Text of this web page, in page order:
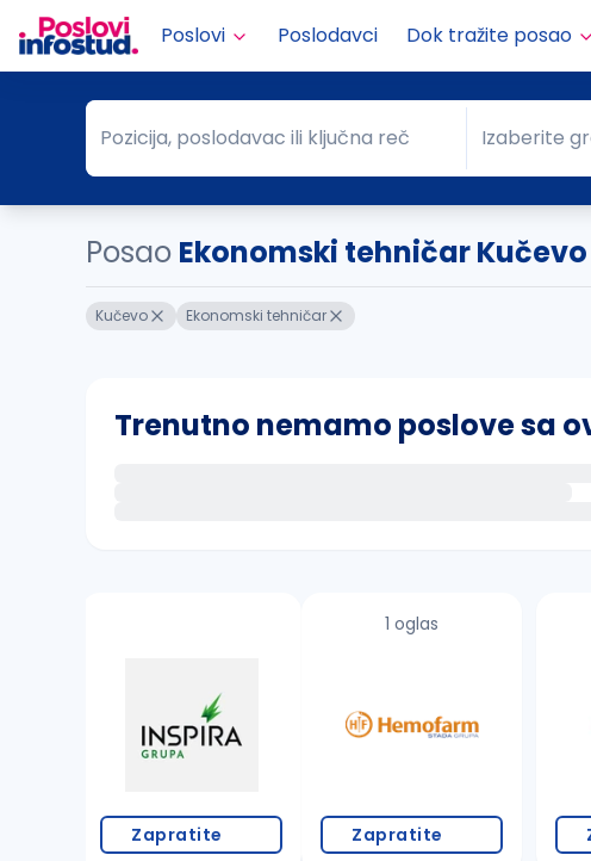
Poslovi Poslodavci Dok tražite posao
Pozicija, poslodavac ili ključna reč
Pozicija, poslodavac ili ključna reč Grad
Izaberite
Posao Ekonomski tehničar Kučevo
Kučevo Ekonomski tehničar
Trenutno nemamo poslove sa
proverite pravopisne greške (koristite č, ć, š, đ,
povećajte radijus za odabrani grad
Zapratite
1 oglas
Zapratite